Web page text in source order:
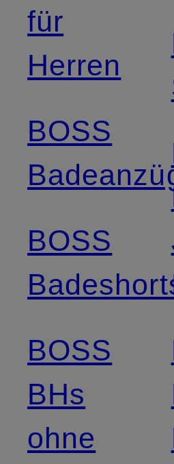
für
Herren
BOSS
BOSS
BOSS
BHs
ohne